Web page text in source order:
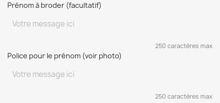
Prénom à broder (facultatif)
250 caractères max
Police pour le prénom (voir photo)
250 caractères max